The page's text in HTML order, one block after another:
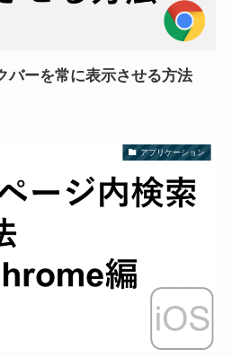
バーを常に表示させる方法
アプリケーション